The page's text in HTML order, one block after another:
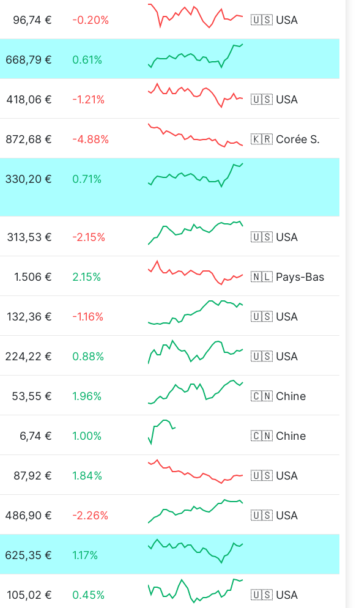
96,74 € -0.20% 🇺🇸 USA
668,79 € 0.61%
418,06 € -1.21% 🇺🇸 USA
872,68 € -4.88% 🇰🇷 Corée S.
330,20 € 0.71%
313,53 € -2.15% 🇺🇸 USA
1.506 € 2.15% 🇳🇱 Pays-Bas
132,36 € -1.16% 🇺🇸 USA
224,22 € 0.88% 🇺🇸 USA
53,55 € 1.96% 🇨🇳 Chine
6,74 € 1.00% 🇨🇳 Chine
87,92 € 1.84% 🇺🇸 USA
486,90 € -2.26% 🇺🇸 USA
625,35 € 1.17%
105,02 € 0.45% 🇺🇸 USA